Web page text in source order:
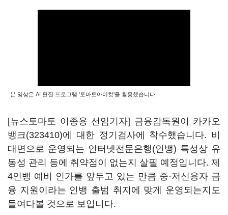
본 영상은 AI 편집 프로그램 '토마토아이컷'을 활용했습니다.
[뉴스토마토 이종용 선임기자] 금융감독원이 카카오
뱅크(323410)에 대한 정기검사에 착수했습니다. 비
대면으로 운영되는 인터넷전문은행(인뱅) 특성상 유
동성 관리 등에 취약점이 없는지 살필 예정입니다. 제
4인뱅 예비 인가를 앞두고 있는 만큼 중·저신용자 금
융 지원이라는 인뱅 출범 취지에 맞게 운영되는지도
들여다볼 것으로 보입니다.